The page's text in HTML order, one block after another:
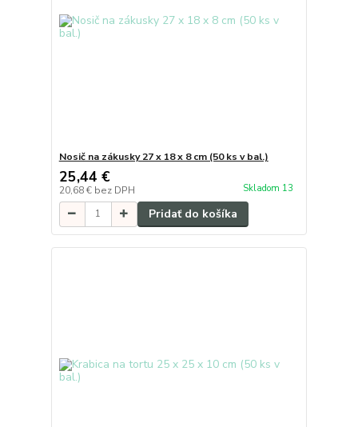
Nosič na zákusky 27 x 18 x 8 cm (50 ks v bal.)
25,44 €
20,68 € bez DPH Skladom 13
Pridať do košíka